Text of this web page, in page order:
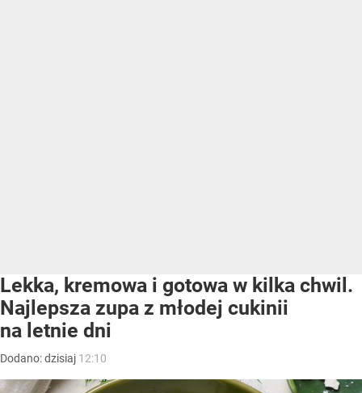
Lekka, kremowa i gotowa w kilka chwil.
Najlepsza zupa z młodej cukinii
na letnie dni
Dodano:dzisiaj 12:10